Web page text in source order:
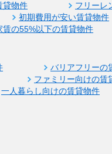
貸物件
フリーレ
初期費用が安い賃貸物件
賃の55%以下の賃貸物件
バリアフリーの
ファミリー向けの賃
一人暮らし向けの賃貸物件